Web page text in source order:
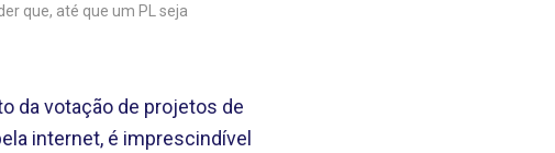
que, até que um PL seja
da votação de projetos de
internet, é imprescindível